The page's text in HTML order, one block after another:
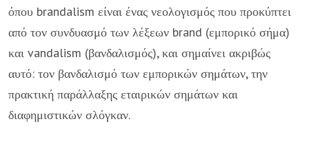
όπου brandalism είναι ένας νεολογισμός που προκύπτει
από τον συνδυασμό των λέξεων brand (εμπορικό σήμα)
και vandalism (βανδαλισμός), και σημαίνει ακριβώς
αυτό: τον βανδαλισμό των εμπορικών σημάτων, την
πρακτική παράλλαξης εταιρικών σημάτων και
διαφημιστικών σλόγκαν.